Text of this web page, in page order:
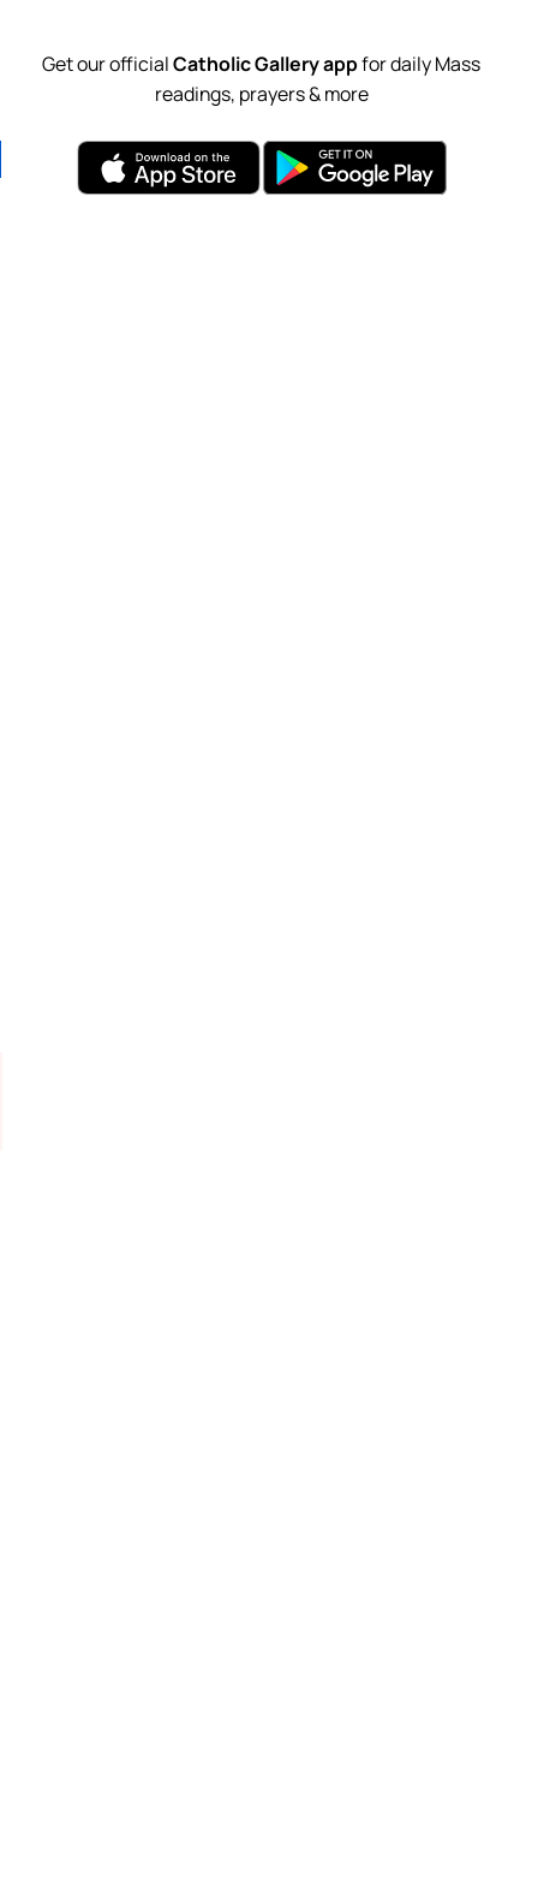
Get our officialCatholic Gallery appfor daily Mass
readings, prayers & more